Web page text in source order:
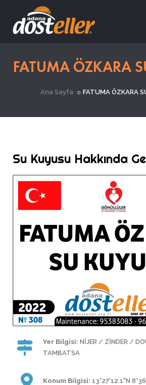
FATUMA ÖZKARA
Ana Sayfa FATUMA ÖZKARA
Su Kuyusu Hakkında
Yer Bilgisi: NİJER / ZİNDER /
TAMBATSA
Konum Bilgisi: 13°27'12.1"N